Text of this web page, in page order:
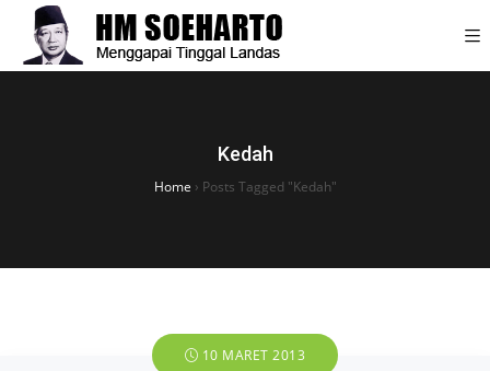
Kedah
Home › Posts Tagged "Kedah"
10 MARET 2013